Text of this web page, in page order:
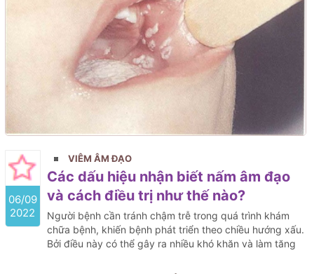
06/09
2022
VIÊM ÂM ĐẠO
Các dấu hiệu nhận biết nấm âm đạo
và cách điều trị như thế nào?
Người bệnh cần tránh chậm trễ trong quá trình khám
chữa bệnh, khiến bệnh phát triển theo chiều hướng xấu.
Bởi điều này có thể gây ra nhiều khó khăn và làm tăng